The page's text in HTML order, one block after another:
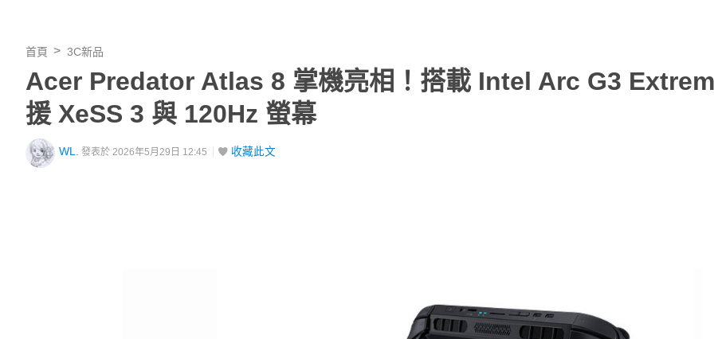
首頁 3C新品
Acer Predator Atlas 8 掌機亮相！搭載 Intel Arc G3
援 XeSS 3 與 120Hz 螢幕
WL. 發表於 2026年5月29日 12:45 收藏此文